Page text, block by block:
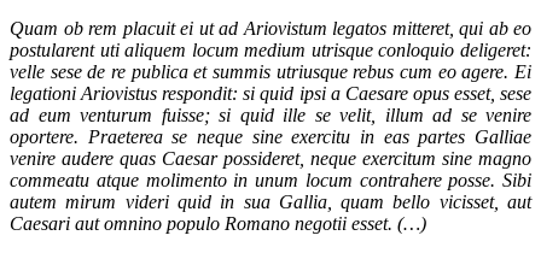
Quam ob rem placuit ei ut ad Ariovistum legatos mitteret, qui ab eo
postularent uti aliquem locum medium utrisque conloquio deligeret:
velle sese de re publica et summis utriusque rebus cum eo agere. Ei
legationi Ariovistus respondit: si quid ipsi a Caesare opus esset, sese
ad eum venturum fuisse; si quid ille se velit, illum ad se venire
oportere. Praeterea se neque sine exercitu in eas partes Galliae
venire audere quas Caesar possideret, neque exercitum sine magno
commeatu atque molimento in unum locum contrahere posse. Sibi
autem mirum videri quid in sua Gallia, quam bello vicisset, aut
Caesari aut omnino populo Romano negotii esset. (…)